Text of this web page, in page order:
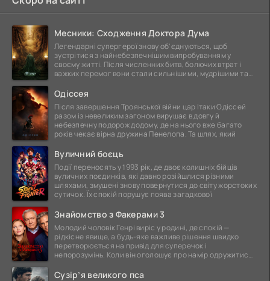
Месники: Сходження Доктора Дума
Легендарні супергерої знову об'єднуються, щоб
зустрітися з найнебезпечнішим випробуванням у
своєму житті. Після численних битв, болючих втрат і
важких перемог вони стали сильнішими, мудрішими та
Одіссея
Після завершення Троянської війни цар Ітаки Одіссей
разом із невеликим загоном вирушає в довгу й
небезпечну подорож додому, де на нього вже багато
років чекає вірна дружина Пенелопа. Та шлях, який
Вуличний боєць
Події переносять у 1993 рік, де двоє колишніх бійців
вуличних поєдинків, які давно розійшлися різними
шляхами, змушені знову повернутися до світу жорстоких
сутичок. Їх спокій порушує поява загадкової
Знайомство з Факерами 3
Молодий чоловік Генрі виріс у родині, де спокій —
рідкісне явище, а будь-яке важливе рішення швидко
перетворюється на привід для суперечок і
непорозумінь. Коли він оголошує про намір одружитися,
Сузір’я великого пса